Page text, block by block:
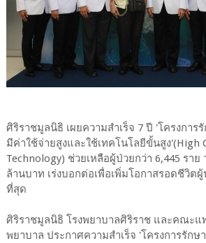
ศิริราชมูลนิธิ เผยความสำเร็จ 7 ปี 'โครงการ
มีค่าใช้จ่ายสูงและใช้เทคโนโลยีขั้นสูง'(High
Technology) ช่วยเหลือผู้ป่วยกว่า 6,445 ราย
ล้านบาท เร่งบอกต่อเพื่อเพิ่มโอกาสรอดชีวิต
ที่สุด
ศิริราชมูลนิธิ โรงพยาบาลศิริราช และคณะแ
พยาบาล ประกาศความสำเร็จ 'โครงการรัก